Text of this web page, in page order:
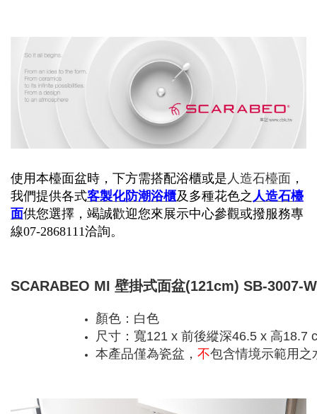
使用本檯面盆時，下方需搭配浴櫃或是 人造石檯面 ，
我們提供各式客製化防潮浴櫃及多種花色之 人造石檯
面供您選擇，竭誠歡迎您來展示中心參觀或撥服務專
線07-2868111洽詢。
SCARABEO MI 壁掛式面盆(121cm) SB-3007-
顏色：白色
尺寸：寬121 x 前後縱深46.5 x 高18.7
本產品僅為瓷盆， 不包含情境示範用之